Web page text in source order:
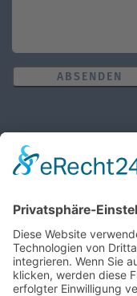
ABSENDEN
MO, MI,
Wir